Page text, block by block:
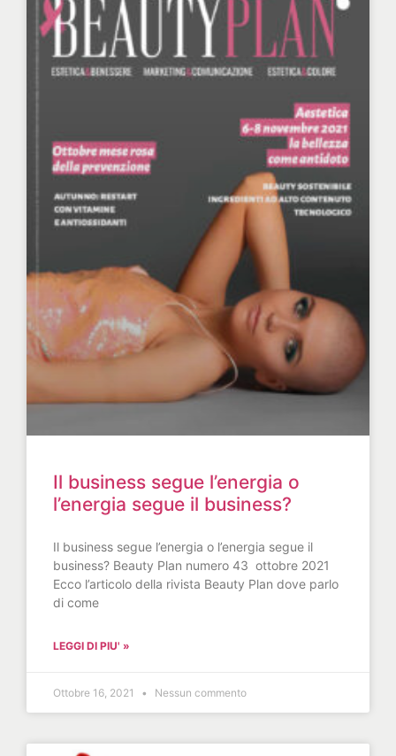
Il business segue l’energia o
l’energia segue il business?
Il business segue l’energia o l’energia segue il
business? Beauty Plan numero 43 ottobre 2021
Ecco l’articolo della rivista Beauty Plan dove parlo
di come
LEGGI DI PIU' »
Ottobre 16, 2021 Nessun commento